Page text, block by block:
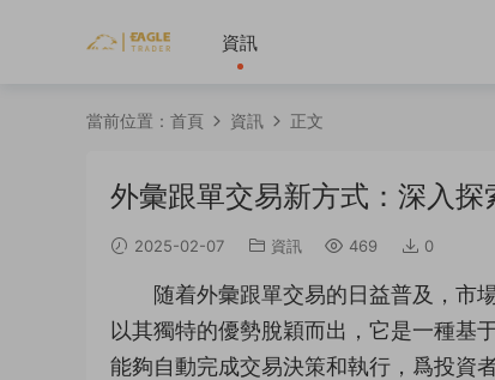
資訊
當前位置： 首頁 資訊 正文
外彙跟單交易新方式：深入探
2025-02-07 資訊 469 0
随着外彙跟單交易的日益普及，市
以其獨特的優勢脫穎而出，它是一種基
能夠自動完成交易決策和執行，爲投資